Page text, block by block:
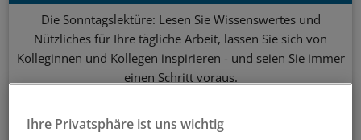
Die Sonntagslektüre: Lesen Sie Wissenswertes und
Nützliches für Ihre tägliche Arbeit, lassen Sie sich von
Kolleginnen und Kollegen inspirieren - und seien Sie immer
einen Schritt voraus.
wöchentlich (Sonntag)
Ihre Privatsphäre ist uns wichtig